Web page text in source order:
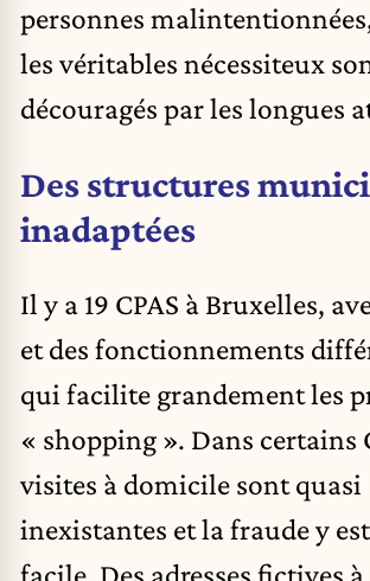
personnes
les véritables nécessiteux
découragés par les longues
Des structures
inadaptées
Il y a 19 CPAS à Bruxelles,
et des fonctionnements
qui facilite grandement les
« shopping ». Dans certains
visites à domicile sont quasi
inexistantes et la fraude y
facile. Des adresses fictives